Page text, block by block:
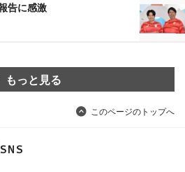
告に感激
もっと見る
このページのトップへ